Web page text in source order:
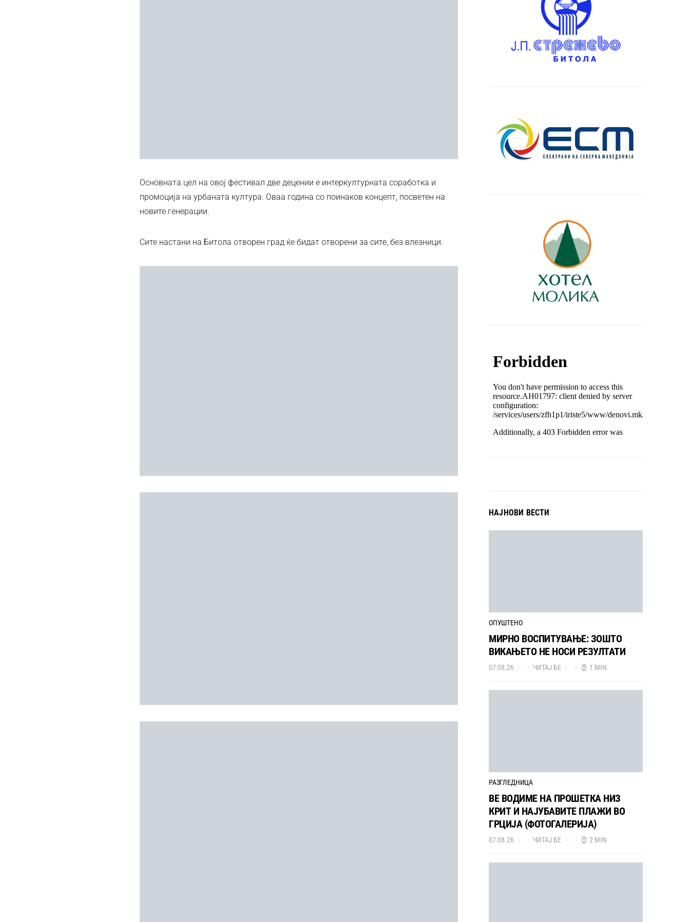
Основната цел на овој фестивал две децении е интеркултурната соработка и
промоција на урбаната култура. Оваа година со поинаков концепт, посветен на
новите генерации.
Сите настани на Битола отворен град ќе бидат отворени за сите, без влезници.
НАЈНОВИ ВЕСТИ
ОПУШТЕНО
МИРНО ВОСПИТУВАЊЕ: ЗОШТО
ВИКАЊЕТО НЕ НОСИ РЕЗУЛТАТИ
07.08.26 ЧИТАЈ БЕ 1 MIN
РАЗГЛЕДНИЦА
ВЕ ВОДИМЕ НА ПРОШЕТКА НИЗ
КРИТ И НАЈУБАВИТЕ ПЛАЖИ ВО
ГРЦИЈА (ФОТОГАЛЕРИЈА)
07.08.26 ЧИТАЈ БЕ 2 MIN